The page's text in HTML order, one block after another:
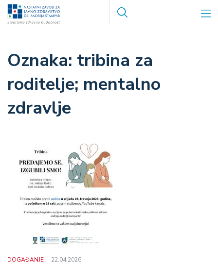
Skoči
Search
tribina za
roditelje; mentalno
zdravlje
DOGAĐANJE 22.04.2026.